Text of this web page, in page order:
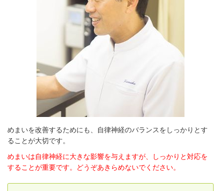
めまいを改善するためにも、自律神経のバランスをしっかりとす
ることが大切です。
めまいは自律神経に大きな影響を与えますが、しっかりと対応を
することが重要です。どうぞあきらめないでください。